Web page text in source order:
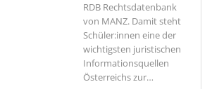
RDB Rechtsdatenbank
von MANZ. Damit steht
Schüler:innen eine der
wichtigsten juristischen
Informationsquellen
Österreichs zur…